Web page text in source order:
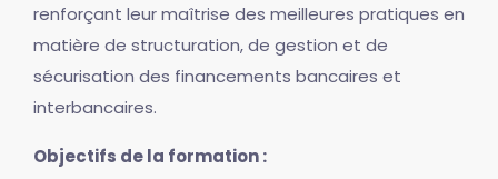
renforçant leur maîtrise des meilleures pratiques en
matière de structuration, de gestion et de
sécurisation des financements bancaires et
interbancaires.
Objectifs de la formation :